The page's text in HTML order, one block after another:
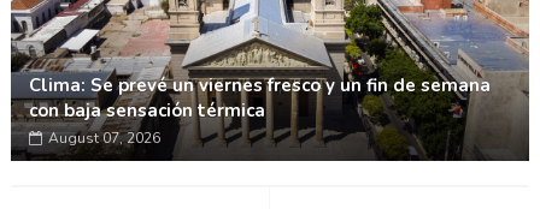
Clima: Se prevé un viernes fresco y un fin de semana
con baja sensación térmica
August 07, 2026